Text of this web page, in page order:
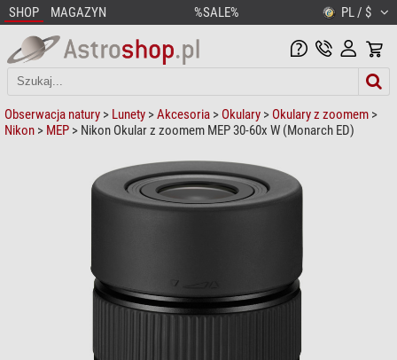
SHOP MAGAZYN %SALE% PL / $
Obserwacja natury > Lunety >Akcesoria > Okulary > Okulary z zoomem >
Nikon > MEP > Nikon Okular z zoomem MEP 30-60x W (Monarch ED)